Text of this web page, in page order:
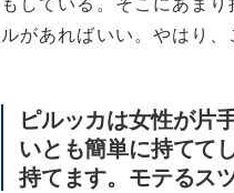
ルがあればいい。やはり
ピルッカは女性が片
いとも簡単に持てて
持てます。モテるス